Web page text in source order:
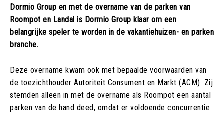
Dormio Group en met de overname van de parken van
Roompot en Landal is Dormio Group klaar om een
belangrijke speler te worden in de vakantiehuizen- en parken
branche.
Deze overname kwam ook met bepaalde voorwaarden van
de toezichthouder Autoriteit Consument en Markt (ACM). Zij
stemden alleen in met de overname als Roompot een aantal
parken van de hand deed, omdat er voldoende concurrentie